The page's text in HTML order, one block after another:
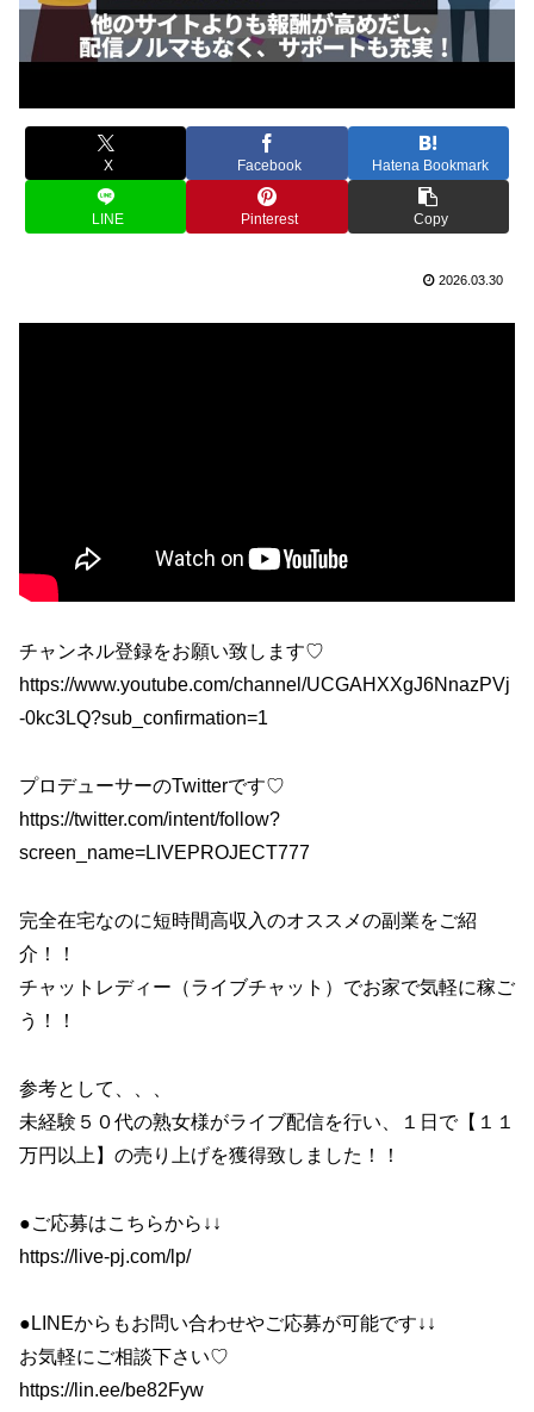
X Facebook Hatena Bookmark
LINE Pinterest Copy
2026.03.30
チャンネル登録をお願い致します♡
https://www.youtube.com/channel/UCGAHXXgJ6NnazPVj
-0kc3LQ?sub_confirmation=1
プロデューサーのTwitterです♡
https://twitter.com/intent/follow?
screen_name=LIVEPROJECT777
完全在宅なのに短時間高収入のオススメの副業をご紹
介！！
チャットレディー（ライブチャット）でお家で気軽に稼ご
う！！
参考として、、、
未経験５０代の熟女様がライブ配信を行い、１日で【１１
万円以上】の売り上げを獲得致しました！！
●ご応募はこちらから↓↓
https://live-pj.com/lp/
●LINEからもお問い合わせやご応募が可能です↓↓
お気軽にご相談下さい♡
https://lin.ee/be82Fyw